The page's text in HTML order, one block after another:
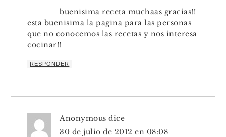
buenisima receta muchaas gracias!!
esta buenisima la pagina para las personas
que no conocemos las recetas y nos interesa
cocinar!!
RESPONDER
Anonymous dice
30 de julio de 2012 en 08:08